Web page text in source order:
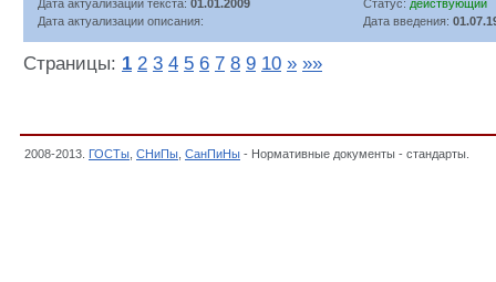
Дата актуализации текста: 01.01.2009 Статус: действующий
Дата актуализации описания:
Дата введения:
Страницы: 1 2 3 4 5 6 7 8 9 10 » »»
2008-2013. ГОСТы СНиПы СанПиНы - Нормативные документы - стандарты.